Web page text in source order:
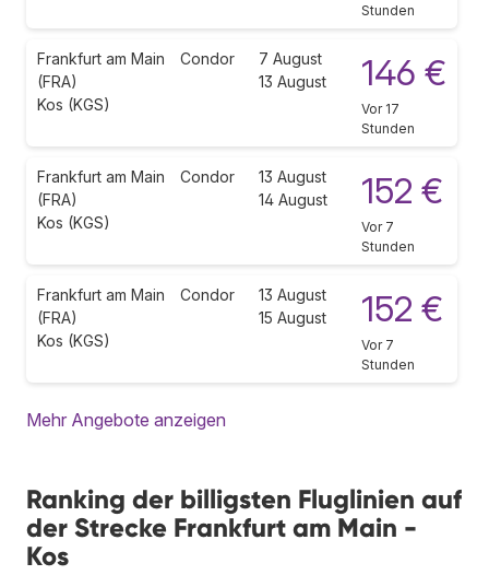
Stunden
Frankfurt am Main
(FRA)
Kos (KGS)
Condor
7 August
13 August
146 €
Vor 17
Stunden
Frankfurt am Main
(FRA)
Kos (KGS)
Condor
13 August
14 August
152 €
Vor 7
Stunden
Frankfurt am Main
(FRA)
Kos (KGS)
Condor
13 August
15 August
152 €
Vor 7
Stunden
Mehr Angebote anzeigen
Ranking der billigsten Fluglinien auf
der Strecke Frankfurt am Main -
Kos